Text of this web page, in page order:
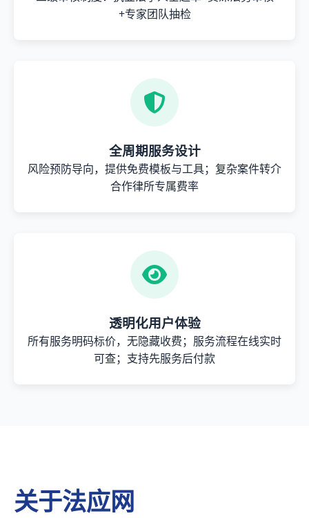
+专家团队抽检
全周期服务设计
风险预防导向，提供免费模板与工具；复杂案件转介
合作律所专属费率
透明化用户体验
所有服务明码标价，无隐藏收费；服务流程在线实时
可查；支持先服务后付款
关于法应网